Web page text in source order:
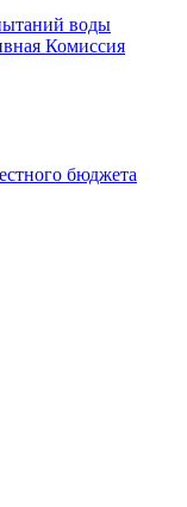
воды
Комиссия
бюджета